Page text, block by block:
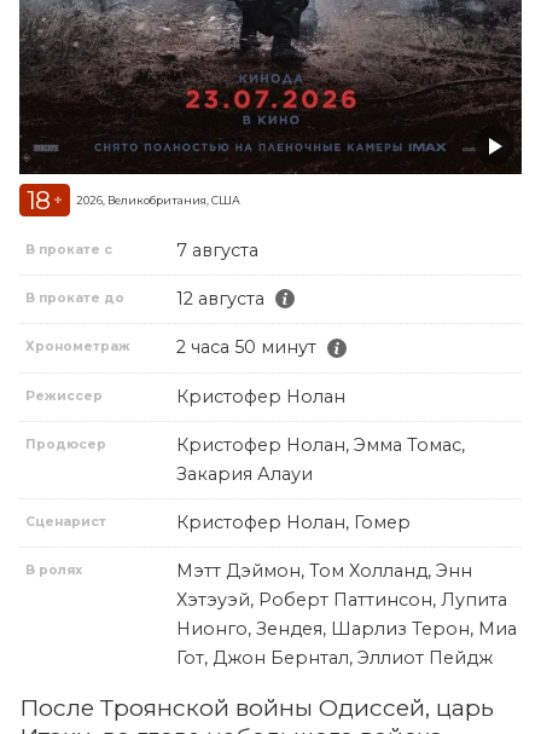
18 + 2026, Великобритания, США
В прокате с 7 августа
В прокате до 12 августа
Хронометраж 2 часа 50 минут
Режиссер Кристофер Нолан
Продюсер
Кристофер Нолан, Эмма Томас,
Закария Алауи
Сценарист Кристофер Нолан, Гомер
В ролях
Мэтт Дэймон, Том Холланд, Энн
Хэтэуэй, Роберт Паттинсон, Лупита
Нионго, Зендея, Шарлиз Терон, Миа
Гот, Джон Бернтал, Эллиот Пейдж
После Троянской войны Одиссей, царь